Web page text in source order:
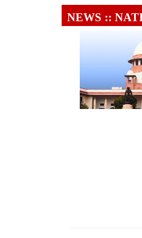
NEWS ::